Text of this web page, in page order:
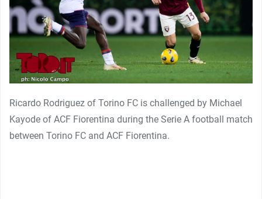
Ricardo Rodriguez of Torino FC is challenged by Michael
Kayode of ACF Fiorentina during the Serie A football match
between Torino FC and ACF Fiorentina.